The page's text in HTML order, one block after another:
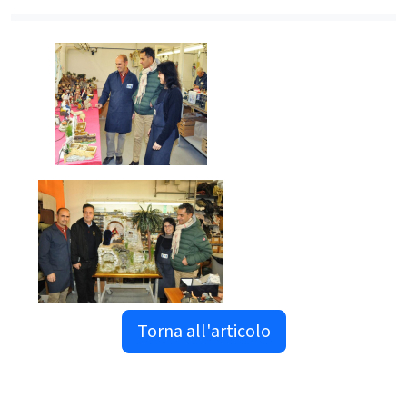
Torna all'articolo